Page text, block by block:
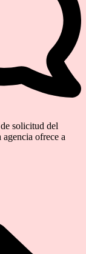
solicitud del
ofrece a